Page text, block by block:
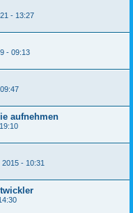
- 13:27
- 09:13
aufnehmen
2015 - 10:31